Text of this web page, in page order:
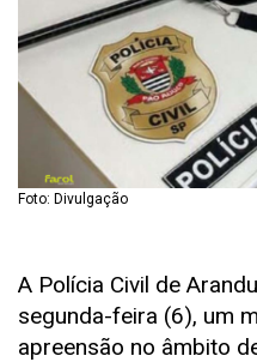
Foto: Divulgação
A Polícia Civil de
segunda-feira (6), um
apreensão no âmbito